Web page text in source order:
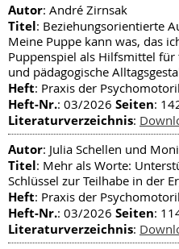
Autor: André Zirnsak
Titel: Beziehungsorientierte
Meine Puppe kann was, das
Puppenspiel als Hilfsmittel
und pädagogische
Heft: Praxis der
Heft-Nr.: 03/2026 Seiten:
Literaturverzeichnis:
Autor: Julia Schellen und
Titel: Mehr als Worte:
Schlüssel zur Teilhabe in der
Heft: Praxis der
Heft-Nr.: 03/2026 Seiten:
Literaturverzeichnis: